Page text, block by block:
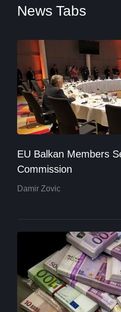
News Tabs
EU Balkan Members
Commission
Damir Zovic